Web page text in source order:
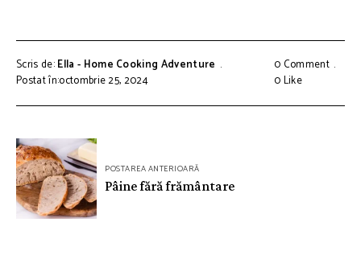
Scris de:Ella - Home Cooking Adventure
Postat în:octombrie 25, 2024
0 Comment
0Like
Navigare
în
articole
POSTAREA ANTERIOARĂ
Pâine fără frământare